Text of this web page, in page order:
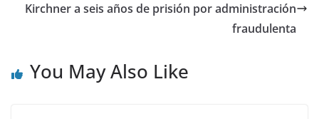
Kirchner a seis años de prisión por administración
fraudulenta
You May Also Like